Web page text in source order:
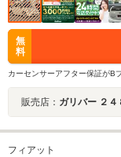
無
料
カーセンサーアフター保証がB
販売店： ガリバー ２４
フィアット